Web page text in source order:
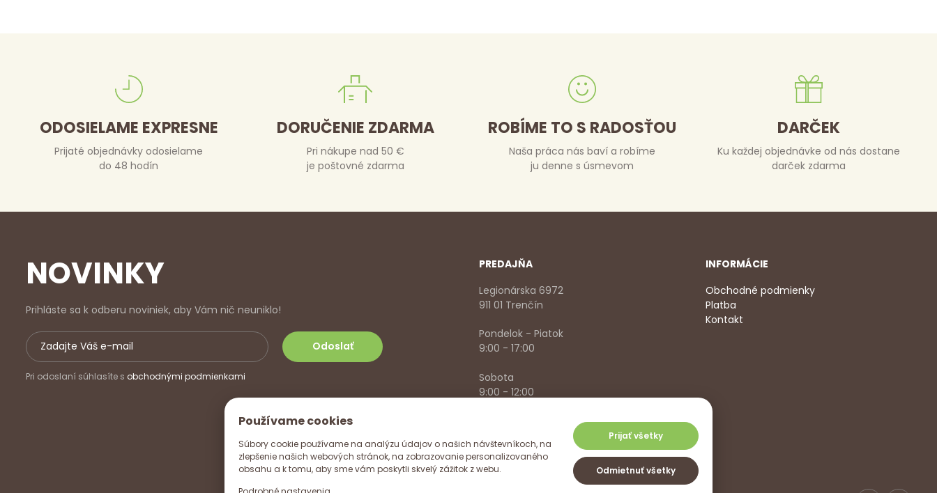
Používame cookies
Súbory cookie používame na analýzu údajov o našich návštevníkoch, na
zlepšenie našich webových stránok, na zobrazovanie personalizovaného
obsahu a k tomu, aby sme vám poskytli skvelý zážitok z webu.
Prijať všetky
Odmietnuť všetky
ODOSIELAME EXPRESNE
Prijaté objednávky odosielame
do 48 hodín
DORUČENIE ZDARMA
Pri nákupe nad 50 €
je poštovné zdarma
ROBÍME TO S RADOSŤOU
Naša práca nás baví a robíme
ju denne s úsmevom
DARČEK
Ku každej objednávke od nás dostane
darček zdarma
NOVINKY
Prihláste sa k odberu noviniek, aby Vám nič neuniklo!
Pri odoslaní súhlasíte s obchodnými podmienkami
PREDAJŇA
Legionárska 6972
911 01 Trenčín
Pondelok - Piatok
9:00 - 17:00
Sobota
9:00 - 12:00
+421 915 572 350,
INFORMÁCIE
Obchodné podmienky
Platba
Kontakt